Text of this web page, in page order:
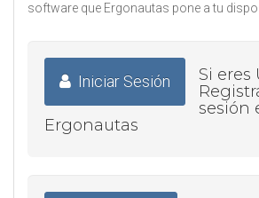
software que Ergonautas pone a tu
Iniciar Sesión
Si eres
sesión
Ergonautas